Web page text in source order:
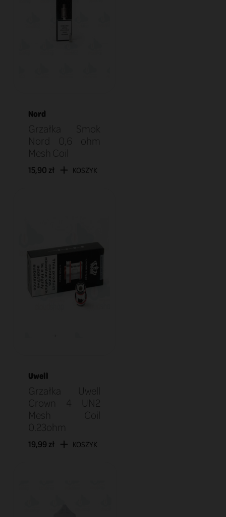
Nord
Grzałka Smok
Nord 0,6 ohm
Mesh Coil
15,90 zł KOSZYK
Uwell
Grzałka Uwell
Crown 4 UN2
Mesh Coil
0.23ohm
19,99 zł KOSZYK